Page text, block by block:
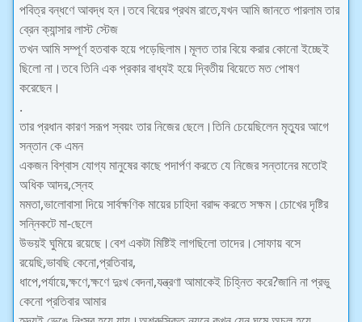
পবিত্র বন্ধণে আবদ্ধ হন।তবে বিয়ের প্রথম রাতে,যখন আমি জানতে পারলাম তার
ব্রেন ক্যান্সার লাস্ট স্টেজ
তখন আমি সম্পূর্ণ হতবাক হয়ে পড়েছিলাম।মূলত তার বিয়ে করার কোনো ইচ্ছেই
ছিলো না।তবে তিনি এক প্রকার বাধ্যই হয়ে দ্বিতীয় বিয়েতে মত পোষণ
করেছেন।
.
তার প্রধান কারণ সরূপ স্বয়ং তার নিজের ছেলে।তিনি চেয়েছিলেন মৃত্যুর আগে
সন্তান কে এমন
একজন বিশ্বাস যোগ্য মানুষের কাছে পদার্পণ করতে যে নিজের সন্তানের মতোই
অধিক আদর,স্নেহ
মমতা,ভালোবাসা দিয়ে সার্বক্ষণিক মায়ের চাহিদা বরাদ্দ করতে সক্ষম।চোখের দৃষ্টির
সন্নিকটে মা-ছেলে
উভয়ই ঘুমিয়ে রয়েছে।বেশ একটা মিষ্টিই লাগছিলো তাদের।সোফায় বসে
রয়েছি,ভাবছি কেনো,প্রতিবার,
ধাপে,পর্যায়ে,ক্ষণে,ক্ষণে দুঃখ বেদনা,যন্ত্রণা আমাকেই চিহ্নিত করে?জানি না প্রভু
কেনো প্রতিবার আমার